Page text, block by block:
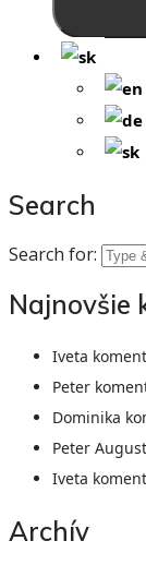
Search
Search for:
Najnovšie
Iveta
Peter
Dominika
Peter
Iveta
Archív